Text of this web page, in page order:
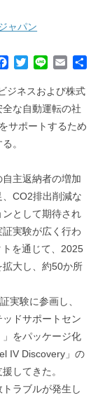
ャパン
c
e
o
o
T
i
t
n
e
E
a
i
ジネスおよび株式
な自動運転の社
サポートするため
。
主返納者の増加
CO2排出削減な
として期待され
実験が広く行わ
を通じて、2025
大し、約50か所
実験に参画し、
ッドサポートセン
をパッケージ化
IV Discovery」の
してきた。
ラブルが発生し